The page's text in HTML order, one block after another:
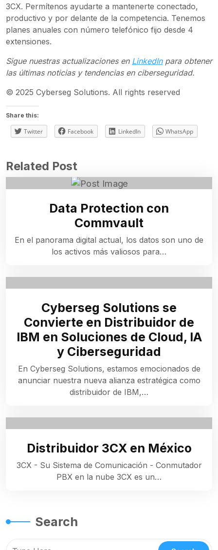
3CX. Permítenos ayudarte a mantenerte conectado,
productivo y por delante de la competencia. Tenemos
planes anuales con número telefónico fijo desde 4
extensiones.
Sigue nuestras actualizaciones en LinkedInpara obtener
las últimas noticias y tendencias en ciberseguridad.
© 2025 Cyberseg Solutions. All rights reserved
Share this:
Twitter Facebook LinkedIn WhatsApp
Related Post
Data Protection con
Commvault
En el panorama digital actual, los datos son uno de
los activos más valiosos para…
Cyberseg Solutions se
Convierte en Distribuidor de
IBM en Soluciones de Cloud, IA
y Ciberseguridad
En Cyberseg Solutions, estamos emocionados de
anunciar nuestra nueva alianza estratégica como
distribuidor de IBM,…
Distribuidor 3CX en México
3CX - Su Sistema de Comunicación - Conmutador
PBX en la nube 3CX es un…
Search